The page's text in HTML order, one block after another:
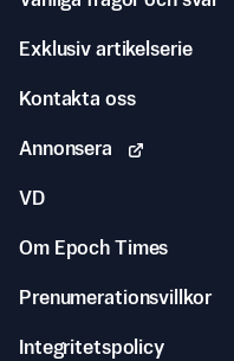
Exklusiv artikelserie
Kontakta oss
Annonsera
VD
Om Epoch Times
Prenumerationsvillkor
Integritetspolicy